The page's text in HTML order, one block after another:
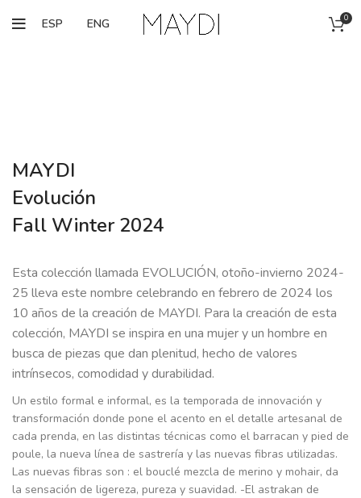
ESP ENG 0
MAYDI
Evolución
Fall Winter 2024
Esta colección llamada EVOLUCIÓN, otoño-invierno 2024-
25 lleva este nombre celebrando en febrero de 2024 los
10 años de la creación de MAYDI. Para la creación de esta
colección, MAYDI se inspira en una mujer y un hombre en
busca de piezas que dan plenitud, hecho de valores
intrínsecos, comodidad y durabilidad.
Un estilo formal e informal, es la temporada de innovación y
transformación donde pone el acento en el detalle artesanal de
cada prenda, en las distintas técnicas como el barracan y pied de
poule, la nueva línea de sastrería y las nuevas fibras utilizadas.
Las nuevas fibras son : el bouclé mezcla de merino y mohair, da
la sensación de ligereza, pureza y suavidad. -El astrakan de